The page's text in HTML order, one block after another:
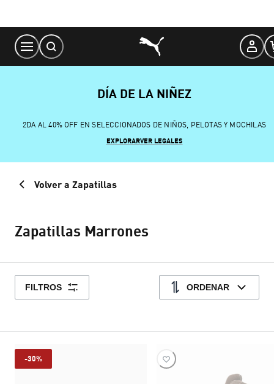
Content
DÍA DE LA NIÑEZ
2DA AL 40% OFF EN SELECCIONADOS DE NIÑOS, PELOTAS Y MOCHILAS
EXPLORARVER LEGALES
Volver a Zapatillas
Zapatillas Marrones
FILTROS ORDENAR
-30%